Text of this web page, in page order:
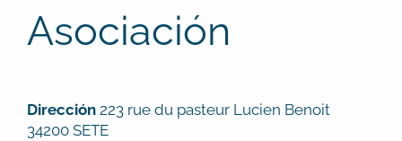
Asociación
Dirección 223 rue du pasteur Lucien Benoit
34200 SETE